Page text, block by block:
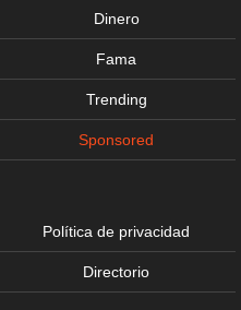
Dinero
Fama
Trending
Sponsored
Política de privacidad
Directorio